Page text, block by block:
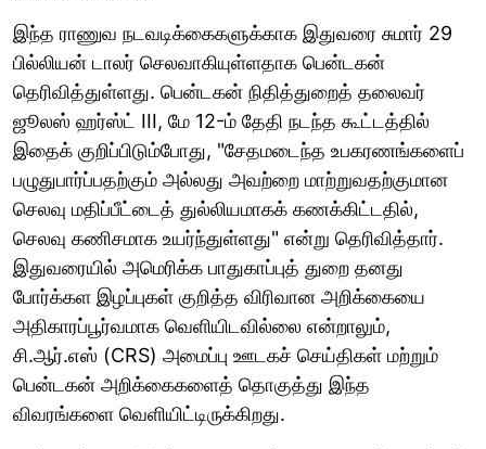
இந்த ராணுவ நடவடிக்கைகளுக்காக இதுவரை சுமார் 29
பில்லியன் டாலர் செலவாகியுள்ளதாக பென்டகன்
தெரிவித்துள்ளது. பென்டகன் நிதித்துறைத் தலைவர்
ஜூலஸ் ஹர்ஸ்ட் III, மே 12-ம் தேதி நடந்த கூட்டத்தில்
இதைக் குறிப்பிடும்போது, "சேதமடைந்த உபகரணங்களைப்
பழுதுபார்ப்பதற்கும் அல்லது அவற்றை மாற்றுவதற்குமான
செலவு மதிப்பீட்டைத் துல்லியமாகக் கணக்கிட்டதில்,
செலவு கணிசமாக உயர்ந்துள்ளது" என்று தெரிவித்தார்.
இதுவரையில் அமெரிக்க பாதுகாப்புத் துறை தனது
போர்க்கள இழப்புகள் குறித்த விரிவான அறிக்கையை
அதிகாரப்பூர்வமாக வெளியிடவில்லை என்றாலும்,
சி.ஆர்.எஸ் (CRS) அமைப்பு ஊடகச் செய்திகள் மற்றும்
பென்டகன் அறிக்கைகளைத் தொகுத்து இந்த
விவரங்களை வெளியிட்டிருக்கிறது.